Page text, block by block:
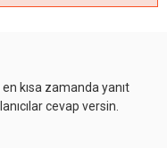
kısa zamanda yanıt
cevap versin.